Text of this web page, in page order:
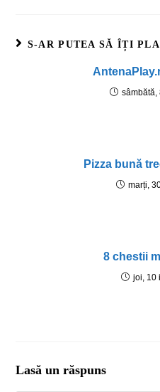
S-AR PUTEA SĂ ÎȚI
sâmbătă,
Pizza bună
marți,
8 chestii
joi, 10
Lasă un răspuns